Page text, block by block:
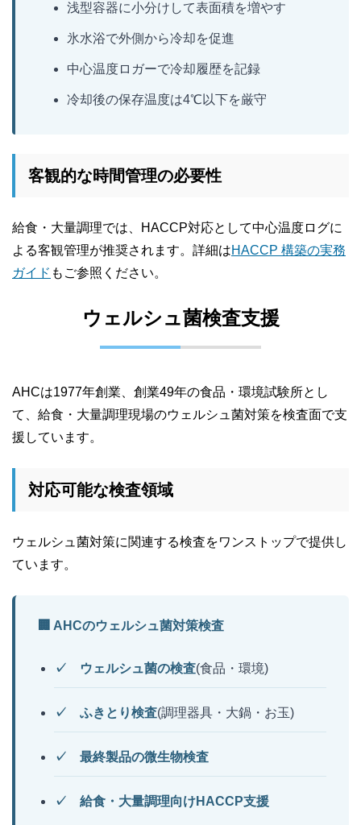
浅型容器に小分けして表面積を増やす
氷水浴で外側から冷却を促進
中心温度ロガーで冷却履歴を記録
冷却後の保存温度は4℃以下を厳守
客観的な時間管理の必要性
給食・大量調理では、HACCP対応として中心温度ログに
よる客観管理が推奨されます。詳細はHACCP 構築の実務
ガイド もご参照ください。
ウェルシュ菌検査支援
AHCは1977年創業、創業49年の食品・環境試験所とし
て、給食・大量調理現場のウェルシュ菌対策を検査面で支
援しています。
対応可能な検査領域
ウェルシュ菌対策に関連する検査をワンストップで提供し
ています。
🏢 AHCのウェルシュ菌対策検査
✓ ウェルシュ菌の検査(食品・環境)
✓ ふきとり検査(調理器具・大鍋・お玉)
✓ 最終製品の微生物検査
✓ 給食・大量調理向けHACCP支援